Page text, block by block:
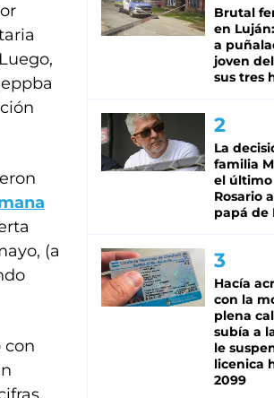
(a
con
Brutal
en
a
joven
sus tres
La
familia
el último
Rosario
papá de
Hacía
con la
plena
subía a
le
licenica
2099